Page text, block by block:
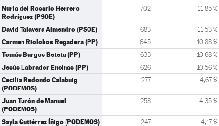
Nuria del Rosario Herrero
Rodríguez (PSOE)
702 11,85 %
David Talavera Almendro (PSOE) 683 11,53 %
Carmen Riolobos Regadera (PP) 645 10,88 %
Tomás Burgos Beteta (PP) 633 10,68 %
Jesús Labrador Encinas (PP) 626 10,56 %
Cecilia Redondo Calabuig
(PODEMOS)
277 4,67 %
Juan Turón de Manuel
(PODEMOS)
258 4,35 %
Sayla Gutiérrez Íñigo (PODEMOS) 247 4,17 %